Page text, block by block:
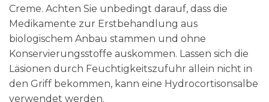
Creme. Achten Sie unbedingt darauf, dass die
Medikamente zur Erstbehandlung aus
biologischem Anbau stammen und ohne
Konservierungsstoffe auskommen. Lassen sich die
Läsionen durch Feuchtigkeitszufuhr allein nicht in
den Griff bekommen, kann eine Hydrocortisonsalbe
verwendet werden.